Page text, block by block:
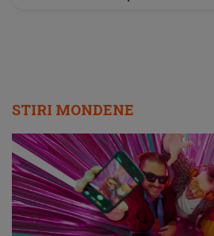
STIRI MONDENE